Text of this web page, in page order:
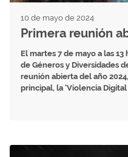
10 de mayo de 2024
Primera reunión
El martes 7 de mayo a las
de Géneros y Diversidades
reunión abierta del año
principal, la 'Violencia Digital